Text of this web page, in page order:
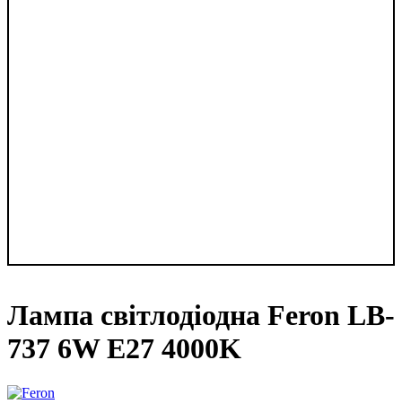
Лампа світлодіодна Feron LB-
737 6W E27 4000K